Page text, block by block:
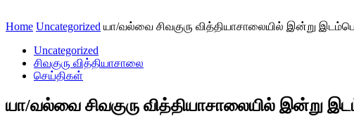
Home Uncategorized யா/வல்வை சிவகுரு வித்தியாசாலையில் இன்று
Uncategorized
சிவகுரு வித்தியாசாலை
செய்திகள்
யா/வல்வை சிவகுரு வித்தியாசாலையில் இன்று